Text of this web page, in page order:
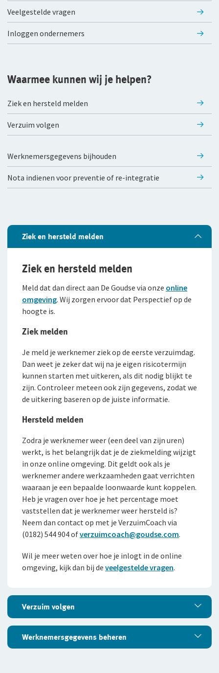
Ongevallenverzekering Collectief
WGA-eigenrisicoverzekering
Arbeidsongeschiktheidsverzekering
zelfstandig ondernemers
Reizen
Branches
Groothandel
Zakelijke dienstverlening
Andere branches
Vind een adviseur bij jou in de buurt
De Preventiezaak
Advies op maat
Met een onafhankelijke adviseur de beste oplossing voor
jou
Voor ondernemers
Voor expats
Service en contact
Service en contact
Contactformulier
Klachtenregeling
Over De Goudse
Over De Goudse
Wie wij zijn
Tevreden klanten
Duurzaam ondernemen
Samenwerking met adviseurs
Werken bij De Goudse
Vacatures
Stages en afstuderen
Sollicitatieprocedure
Jaarverslag
Fondsen en koersen
Veelgestelde vragen
Inloggen ondernemers
Waarmee kunnen wij je helpen?
Ziek en hersteld melden
Verzuim volgen
Werknemersgegevens bijhouden
Nota indienen voor preventie of re-integratie
Ziek en hersteld melden
Ziek en hersteld melden
Meld dat dan direct aan De Goudse via onze online
omgeving. Wij zorgen ervoor dat Perspectief op de
hoogte is.
Ziek melden
Je meld je werknemer ziek op de eerste verzuimdag.
Dan weet je zeker dat wij na je eigen risicotermijn
kunnen starten met uitkeren, als dit nodig blijkt te
zijn. Controleer meteen ook zijn gegevens, zodat we
de uitkering baseren op de juiste informatie.
Hersteld melden
Zodra je werknemer weer (een deel van zijn uren)
werkt, is het belangrijk dat je de ziekmelding wijzigt
in onze online omgeving. Dit geldt ook als je
werknemer andere werkzaamheden gaat verrichten
waaraan je een bepaalde loonwaarde kunt koppelen.
Heb je vragen over hoe je het percentage moet
vaststellen dat je werknemer weer hersteld is?
Neem dan contact op met je VerzuimCoach via
(0182) 544 904 ofverzuimcoach@goudse.com.
Wil je meer weten over hoe je inlogt in de online
omgeving, kijk dan bij de veelgestelde vragen.
Verzuim volgen
Verzuim volgen
Werknemersgegevens beheren